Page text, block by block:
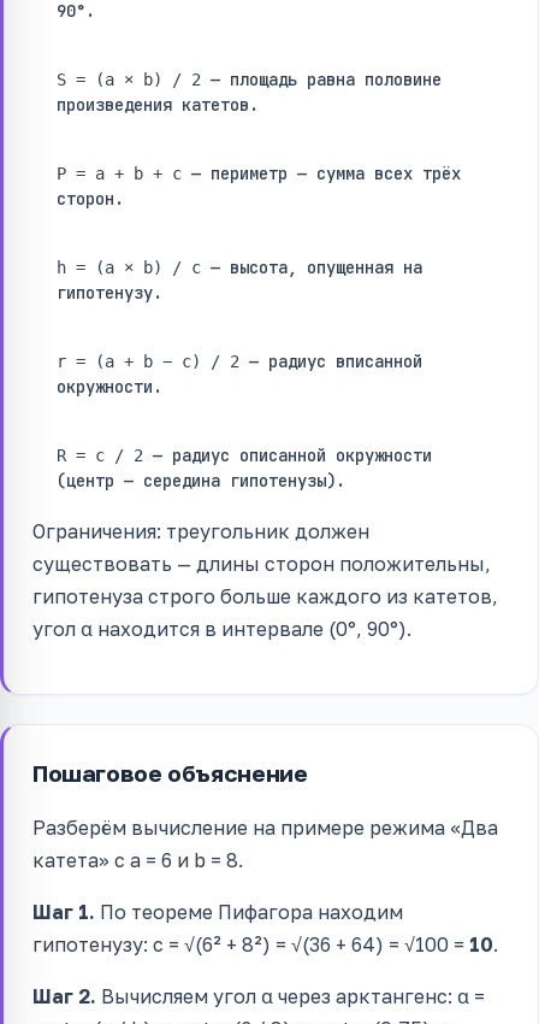
90°.
S = (a × b) / 2 — площадь равна половине
произведения катетов.
P = a + b + c — периметр — сумма всех трёх
сторон.
h = (a × b) / c — высота, опущенная на
гипотенузу.
r = (a + b − c) / 2 — радиус вписанной
окружности.
R = c / 2 — радиус описанной окружности
(центр — середина гипотенузы).
Ограничения: треугольник должен
существовать — длины сторон положительны,
гипотенуза строго больше каждого из катетов,
угол α находится в интервале (0°, 90°).
Пошаговое объяснение
Разберём вычисление на примере режима «Два
катета» с a = 6 и b = 8.
Шаг 1. По теореме Пифагора находим
гипотенузу: c = √(6² + 8²) = √(36 + 64) = √100 = 10.
Шаг 2. Вычисляем угол α через арктангенс: α =